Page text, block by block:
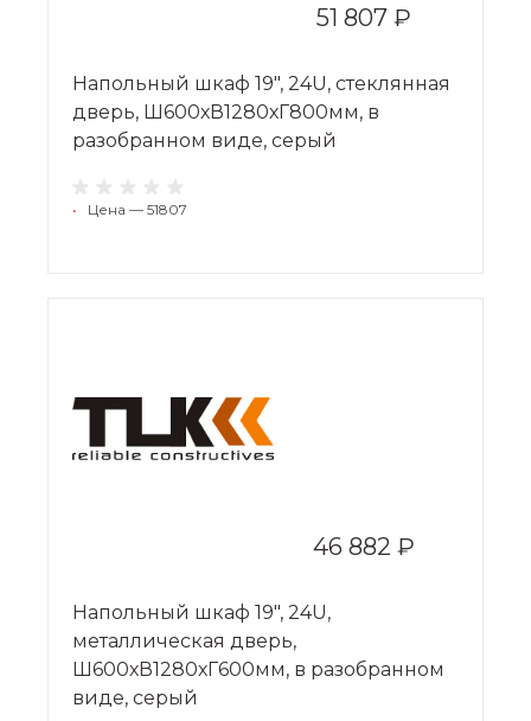
51 807 ₽
Напольный шкаф 19", 24U, стеклянная
дверь, Ш600хВ1280хГ800мм, в
разобранном виде, серый
• Цена — 51807
46 882 ₽
Напольный шкаф 19", 24U,
металлическая дверь,
Ш600хВ1280хГ600мм, в разобранном
виде, серый